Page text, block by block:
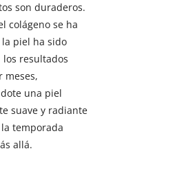
son duraderos.
colágeno se ha
piel ha sido
resultados
meses,
una piel
suave y radiante
temporada
allá.